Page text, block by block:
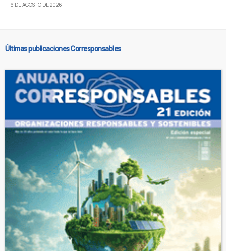
6 DE AGOSTO DE 2026
Últimas publicaciones Corresponsables